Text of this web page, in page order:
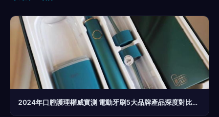
2024年口腔護理權威實測 電動牙刷5大品牌產品深度對比，誰才是真正的天花板？